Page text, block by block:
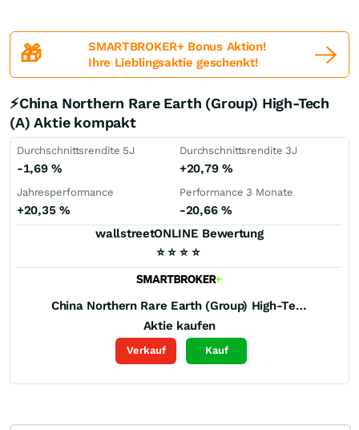
🎁
SMARTBROKER+ Bonus Aktion!
Ihre Lieblingsaktie geschenkt!
⚡China Northern Rare Earth (Group) High-Tech
(A) Aktie kompakt
Durchschnittsrendite 5J
-1,69%
Durchschnittsrendite 3J
+20,79 %
Jahresperformance
+20,35 %
Performance 3 Monate
-20,66 %
wallstreetONLINE Bewertung
⭐ ⭐ ⭐ ⭐
China Northern Rare Earth (Group) High-Tech (A)
Aktie kaufen
Verkauf Kauf